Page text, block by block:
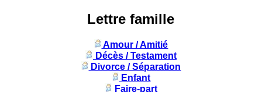
Lettre famille
Amour / Amitié
Décès / Testament
Divorce / Séparation
Enfant
Faire-part